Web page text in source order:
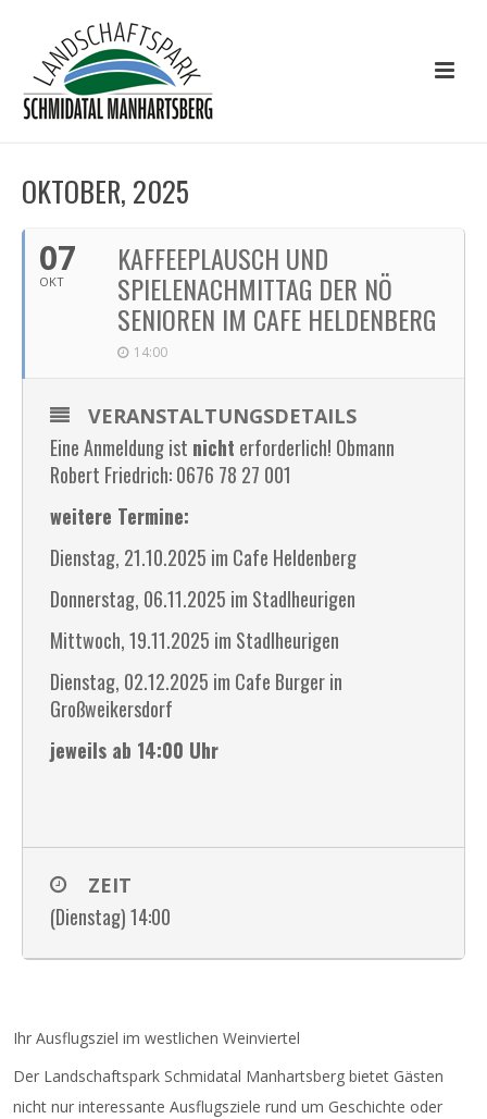
OKTOBER, 2025
07
OKT
KAFFEEPLAUSCH UND
SPIELENACHMITTAG DER NÖ
SENIOREN IM CAFE HELDENBERG
14:00
VERANSTALTUNGSDETAILS
Eine Anmeldung ist nicht erforderlich! Obmann
Robert Friedrich: 0676 78 27 001
weitere Termine:
Dienstag, 21.10.2025 im Cafe Heldenberg
Donnerstag, 06.11.2025 im Stadlheurigen
Mittwoch, 19.11.2025 im Stadlheurigen
Dienstag, 02.12.2025 im Cafe Burger in
Großweikersdorf
jeweils ab 14:00 Uhr
ZEIT
(Dienstag) 14:00
Ihr Ausflugsziel im westlichen Weinviertel
Der Landschaftspark Schmidatal Manhartsberg bietet Gästen
nicht nur interessante Ausflugsziele rund um Geschichte oder